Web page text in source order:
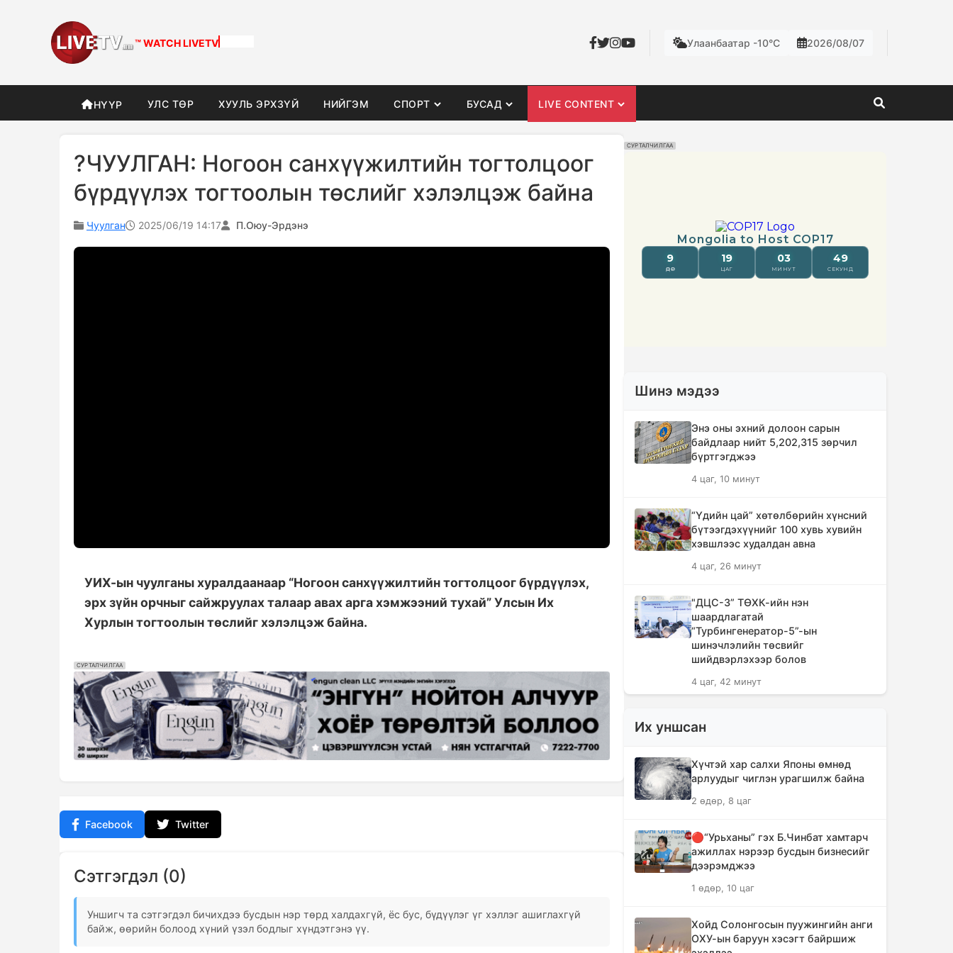
™ WATCH LIVETV Улаанбаатар -10°C 2026/08/07
НҮҮР УЛС ТӨР ХУУЛЬ ЭРХЗҮЙ НИЙГЭМ СПОРТ БУСАД LIVE CONTENT
?ЧУУЛГАН: Ногоон санхүүжилтийн тогтолцоог
бүрдүүлэх тогтоолын төслийг хэлэлцэж байна
Чуулган 2025/06/19 14:17 П.Оюу-Эрдэнэ
УИХ-ын чуулганы хуралдаанаар “Ногоон санхүүжилтийн тогтолцоог бүрдүүлэх,
эрх зүйн орчныг сайжруулах талаар авах арга хэмжээний тухай” Улсын Их
Хурлын тогтоолын төслийг хэлэлцэж байна.
СУРТАЛЧИЛГАА
Facebook Twitter
Сэтгэгдэл (0)
Уншигч та сэтгэгдэл бичихдээ бусдын нэр төрд халдахгүй, ёс бус, бүдүүлэг үг хэллэг ашиглахгүй
байж, өөрийн болоод хүний үзэл бодлыг хүндэтгэнэ үү.
СУРТАЛЧИЛГАА
Шинэ мэдээ
Энэ оны эхний долоон сарын
байдлаар нийт 5,202,315 зөрчил
бүртгэгджээ
4 цаг, 10 минут
“Үдийн цай” хөтөлбөрийн хүнсний
бүтээгдэхүүнийг 100 хувь хувийн
хэвшлээс худалдан авна
4 цаг, 26 минут
"ДЦС-3” ТӨХК-ийн нэн
шаардлагатай
“Турбингенератор-5”-ын
шинэчлэлийн төсвийг
шийдвэрлэхээр болов
4 цаг, 42 минут
машин 700 мянга гаруйг
4 цаг, 47 минут
Монгол Улсын гадаад валютын
ам.долларт хүрлээ
4 цаг, 53 минут
Өмнөд Солонгост хэт халууны
хүржээ
5 цаг, 2 минут
Их уншсан
Хүчтэй хар салхи Японы өмнөд
арлуудыг чиглэн урагшилж байна
2 өдөр, 8 цаг
🔴“Урьханы” гэх Б.Чинбат хамтарч
ажиллах нэрээр бусдын бизнесийг
дээрэмджээ
1 өдөр, 10 цаг
Хойд Солонгосын пуужингийн анги
ОХУ-ын баруун хэсэгт байршиж